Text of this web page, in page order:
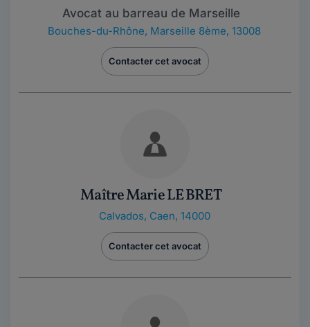
Avocat au barreau de Marseille
Bouches-du-Rhône, Marseille 8ème, 13008
Contacter cet avocat
Maître Marie LE BRET
Calvados, Caen, 14000
Contacter cet avocat